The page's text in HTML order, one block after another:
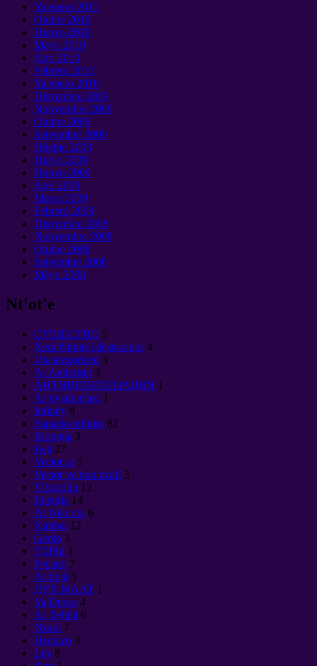
Ya enero 2011
Otubre 2010
Hunyo 2010
Mäyo 2010
Abri 2010
Febrero 2010
Ya enero 2010
Disyembre 2009
Nobyembre 2009
Otubre 2009
Setyembre 2009
Hñethe 2009
Hulyo 2009
Hunyo 2009
Abri 2009
Märso 2009
Febrero 2009
Disyembre 2008
Nobyembre 2008
Otubre 2008
Setyembre 2008
Mäyo 2008
Nt'ot'e
CУЩЕСТВО 5
Xeni Nthuts'i destacados 4
Uncategorized 3
Ar Anticristo 3
АНТИЦИВИЛИЗАЦИЯ 1
Ar hyadi nt'axi 1
Infinity 8
Espacio infinito 82
Biología 3
Jwä 27
Vector ar 5
Vector ya ndu nzafi 3
Vibración 12
Energía 14
Ar t'olo ora 6
Ximha̲i 12
Genio 3
ГОРЫ 1
Pecado 7
Ar bojä 5
ДУХ МААТ 1
Ya Devas 4
Ar 'be̲hñä 6
Nzaki 7
Hechizo 3
Ley 8